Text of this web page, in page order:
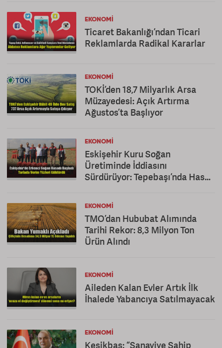
EKONOMI
Ticaret Bakanlığı’ndan Ticari
Reklamlarda Radikal Kararlar
EKONOMI
TOKİ’den 18,7 Milyarlık Arsa
Müzayedesi: Açık Artırma
Ağustos’ta Başlıyor
EKONOMI
Eskişehir Kuru Soğan
Üretiminde İddiasını
Sürdürüyor: Tepebaşı’nda Hasat
EKONOMI
TMO’dan Hububat Alımında
Tarihi Rekor: 8,3 Milyon Ton
Ürün Alındı
EKONOMI
Aileden Kalan Evler Artık İlk
İhalede Yabancıya Satılmayacak
EKONOMI
Kesikbaş: “Sanayiye Sahip